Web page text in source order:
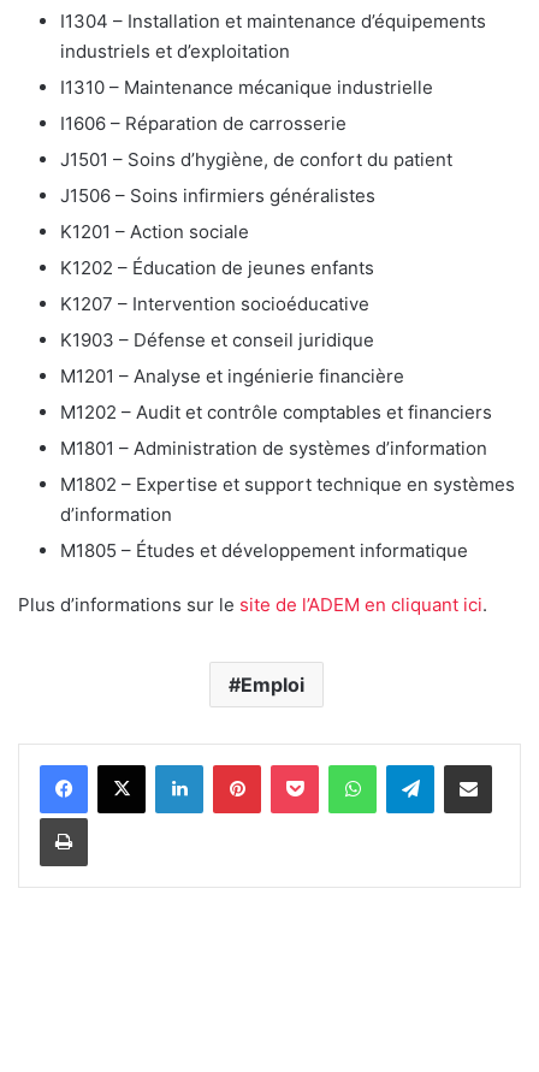
I1304 – Installation et maintenance d’équipements
industriels et d’exploitation
I1310 – Maintenance mécanique industrielle
I1606 – Réparation de carrosserie
J1501 – Soins d’hygiène, de confort du patient
J1506 – Soins infirmiers généralistes
K1201 – Action sociale
K1202 – Éducation de jeunes enfants
K1207 – Intervention socioéducative
K1903 – Défense et conseil juridique
M1201 – Analyse et ingénierie financière
M1202 – Audit et contrôle comptables et financiers
M1801 – Administration de systèmes d’information
M1802 – Expertise et support technique en systèmes
d’information
M1805 – Études et développement informatique
Plus d’informations sur le site de l’ADEM en cliquant ici.
Emploi
LinkedinPinterestPocket WhatsAppTelegramPartager par e-mail
Imprimer